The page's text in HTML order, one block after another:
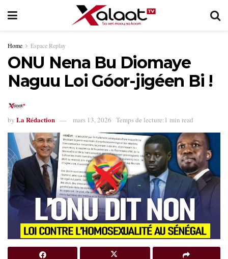
Home Espace Replay
ONU Nena Bu Diomaye
Naguu Loi Góor-jigéen Bi !
by La Rédaction mars 13, 2026 Temps de lecture:1 min read